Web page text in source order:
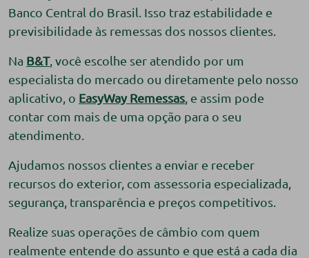
Banco Central do Brasil. Isso traz estabilidade e
previsibilidade às remessas dos nossos clientes.
Na B&T, você escolhe ser atendido por um
especialista do mercado ou diretamente pelo nosso
aplicativo, o EasyWay Remessas , e assim pode
contar com mais de uma opção para o seu
atendimento.
Ajudamos nossos clientes a enviar e receber
recursos do exterior, com assessoria especializada,
segurança, transparência e preços competitivos.
Realize suas operações de câmbio com quem
realmente entende do assunto e que está a cada dia